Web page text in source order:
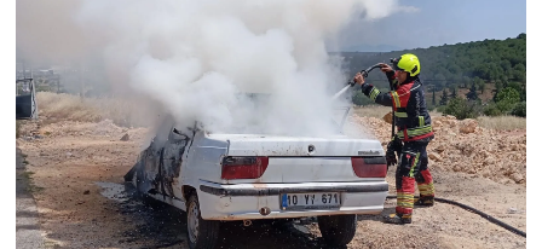
SPOR
SÜRMANŞET
Susurluk